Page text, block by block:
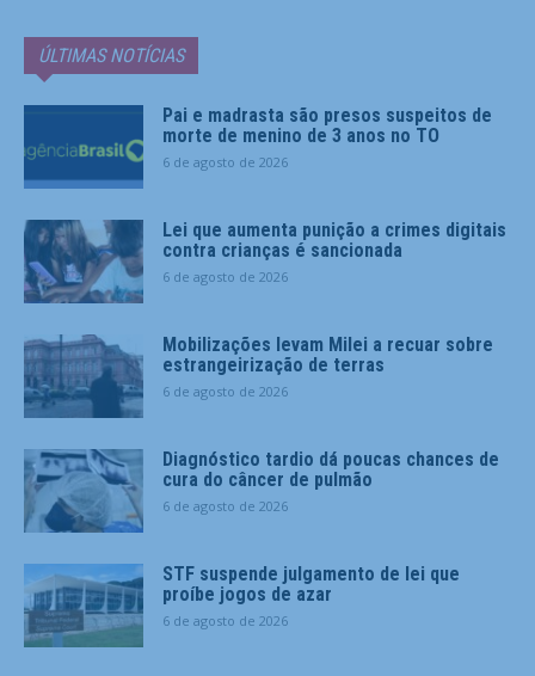
ÚLTIMAS NOTÍCIAS
Pai e madrasta são presos suspeitos de
morte de menino de 3 anos no TO
6 de agosto de 2026
Lei que aumenta punição a crimes digitais
contra crianças é sancionada
6 de agosto de 2026
Mobilizações levam Milei a recuar sobre
estrangeirização de terras
6 de agosto de 2026
Diagnóstico tardio dá poucas chances de
cura do câncer de pulmão
6 de agosto de 2026
STF suspende julgamento de lei que
proíbe jogos de azar
6 de agosto de 2026